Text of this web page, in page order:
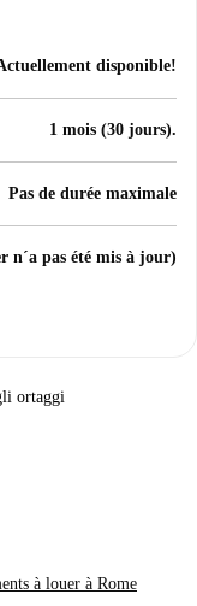
disponible!
1 mois (30 jours).
Pas de durée maximale
n´a pas été mis à jour)
ortaggi
à louer à Rome